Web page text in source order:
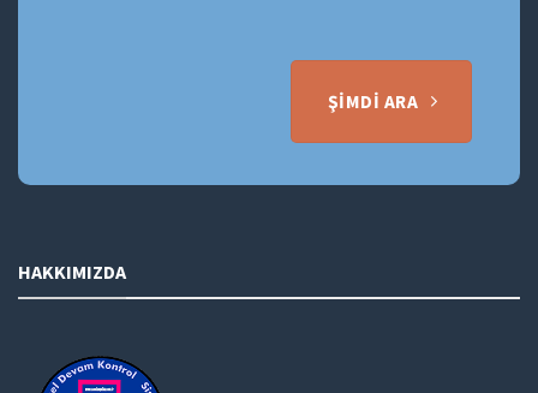
ŞIMDI ARA
HAKKIMIZDA